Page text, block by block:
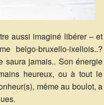
aussi imaginé libérer – et
belgo-bruxello-ixellois..?
saura jamais.. Son énergie
heureux, ou à tout le
même au boulot, a